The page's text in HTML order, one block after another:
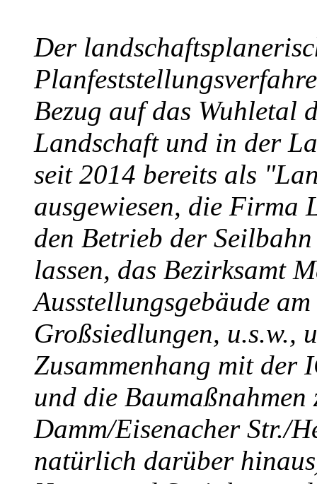
Der
Bezug auf das Wuhletal
Landschaft und in der
seit 2014 bereits als
ausgewiesen, die Firma
den Betrieb der
lassen, das Bezirksamt
Ausstellungsgebäude
Großsiedlungen, u.s.w.,
Zusammenhang mit der
und die
Damm/Eisenacher Str./
natürlich darüber